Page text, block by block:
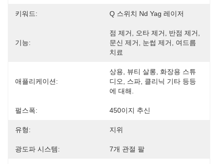
키워드: Q 스위치 Nd Yag 레이저
기능:
점 제거, 오타 제거, 반점 제거,
문신 제거, 눈썹 제거, 여드름
치료
애플리케이션:
상용, 뷰티 살롱, 화장용 스튜
디오, 스파, 클리닉 기타 등등
에 대해.
펄스폭: 450이지 추신
유형: 지위
광도파 시스템: 7개 관절 팔